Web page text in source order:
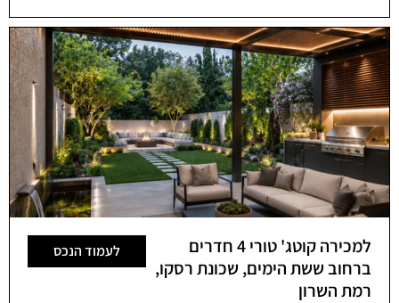
למכירה קוטג' טורי 4 חדרים
ברחוב ששת הימים, שכונת רסקו,
רמת השרון
לעמוד הנכס